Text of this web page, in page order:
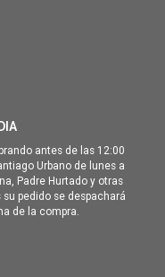
antes de las 12:00
Urbano de lunes a
Padre Hurtado y otras
pedido se despachará
de la compra.